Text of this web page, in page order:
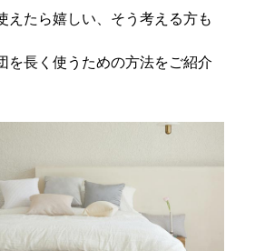
えたら嬉しい、そう考える方も
を長く使うための方法をご紹介